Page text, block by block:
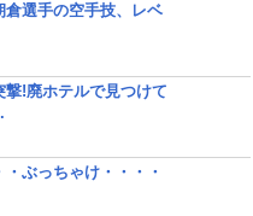
倉選手の空手技、レベ
!廃ホテルで見つけて
・ぶっちゃけ・・・・